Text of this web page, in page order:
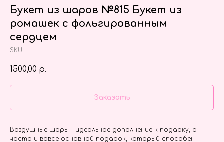
Букет из шаров №815 Букет из
ромашек с фольгированным
сердцем
SKU:
1500,00 р.
Заказать
Воздушные шары - идеальное дополнение к подарку, а
часто и вовсе основной подарок, который способен